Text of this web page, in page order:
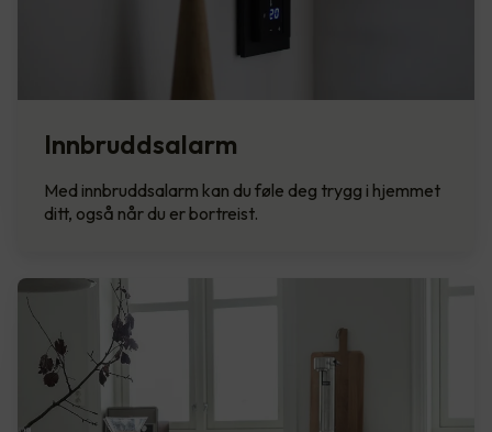
Innbruddsalarm
Med innbruddsalarm kan du føle deg trygg i hjemmet
ditt, også når du er bortreist.